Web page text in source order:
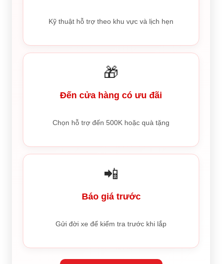
Kỹ thuật hỗ trợ theo khu vực và lịch hẹn
🎁
Đến cửa hàng có ưu đãi
Chọn hỗ trợ đến 500K hoặc quà tặng
📲
Báo giá trước
Gửi đời xe để kiểm tra trước khi lắp